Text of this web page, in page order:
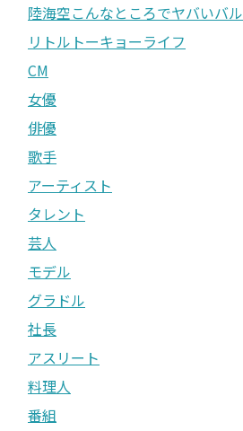
陸海空こんなところでヤバいバル
リトルトーキョーライフ
CM
女優
俳優
歌手
アーティスト
タレント
芸人
モデル
グラドル
社長
アスリート
料理人
番組